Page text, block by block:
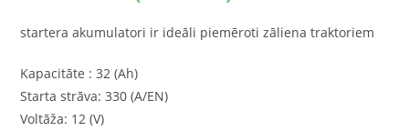
startera akumulatori ir ideāli piemēroti zāliena traktoriem
Kapacitāte : 32 (Ah)
Starta strāva: 330 (A/EN)
Voltāža: 12 (V)